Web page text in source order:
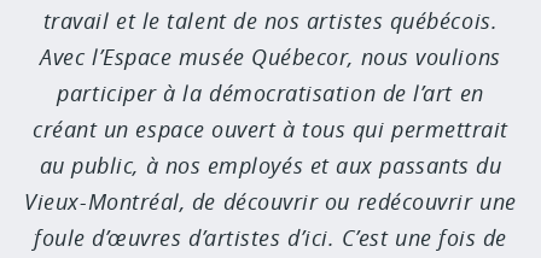
travail et le talent de nos artistes québécois.
Avec l’Espace musée Québecor, nous voulions
participer à la démocratisation de l’art en
créant un espace ouvert à tous qui permettrait
au public, à nos employés et aux passants du
Vieux-Montréal, de découvrir ou redécouvrir une
foule d’œuvres d’artistes d’ici. C’est une fois de